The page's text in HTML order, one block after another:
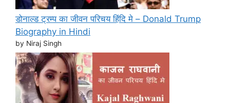
डोनाल्ड ट्रम्प का जीवन परिचय हिंदि मे – Donald Trump
Biography in Hindi
by Niraj Singh